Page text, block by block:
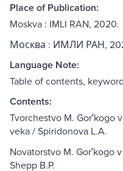
Place of Publication:
Moskva : IMLI RAN, 2020.
Москва : ИМЛИ РАН,
Language Note:
Table of contents,
Contents:
Tvorchestvo M.
veka / Spiridonova L.A.
Novatorstvo M. Gorʹkogo
Shepp B.P.